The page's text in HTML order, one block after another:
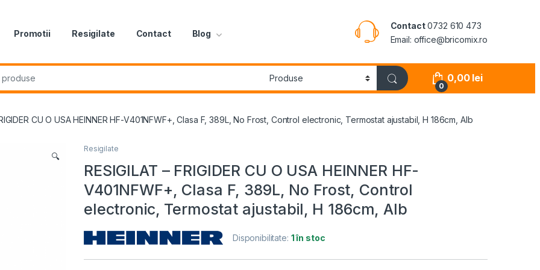
Promotii Resigilate Contact Blog
Contact0732 610 473
Email: office@bricomix.ro
0
0,00 lei
CU O USA HEINNER HF-V401NFWF+, Clasa F, 389L, No Frost, Control electronic, Termostat ajustabil, H 186cm, Alb
🔍
Resigilate
RESIGILAT – FRIGIDER CU O USA HEINNER HF-
V401NFWF+, Clasa F, 389L, No Frost, Control
electronic, Termostat ajustabil, H 186cm, Alb
Disponibilitate: 1 în stoc